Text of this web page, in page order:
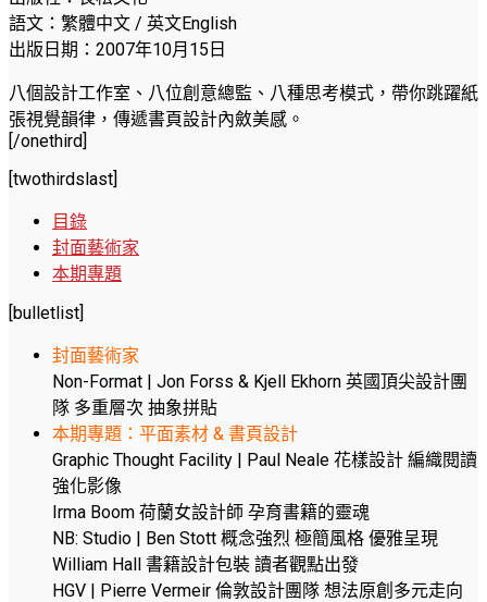
語文：繁體中文 / 英文English
出版日期：2007年10月15日
八個設計工作室、八位創意總監、八種思考模式，帶你跳躍紙
張視覺韻律，傳遞書頁設計內斂美感。
[/onethird]
[twothirdslast]
目錄
封面藝術家
本期專題
[bulletlist]
封面藝術家
Non-Format | Jon Forss & Kjell Ekhorn 英國頂尖設計團
隊 多重層次 抽象拼貼
本期專題：平面素材 & 書頁設計
Graphic Thought Facility | Paul Neale 花樣設計 編織閱讀
強化影像
Irma Boom 荷蘭女設計師 孕育書籍的靈魂
NB: Studio | Ben Stott 概念強烈 極簡風格 優雅呈現
William Hall 書籍設計包裝 讀者觀點出發
HGV | Pierre Vermeir 倫敦設計團隊 想法原創多元走向